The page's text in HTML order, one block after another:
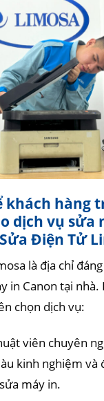
khách hàng
dịch vụ sửa
Điện Tử
là địa chỉ
in Canon tại nhà.
chọn dịch vụ:
viên chuyên
kinh nghiệm và
máy in.